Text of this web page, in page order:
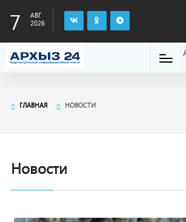
7
АВГ
2026
ГЛАВНАЯ НОВОСТИ
Новости